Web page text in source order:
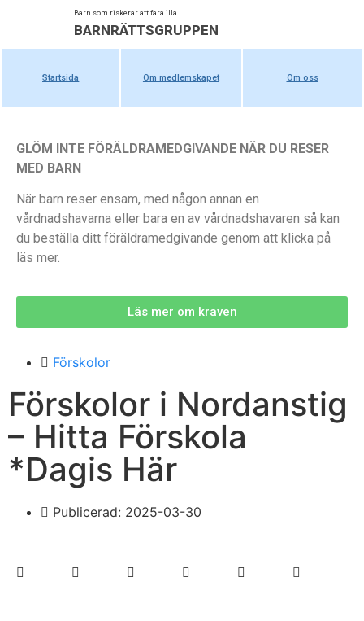
Barn som riskerar att fara illa
BARNRÄTTSGRUPPEN
Startsida Om medlemskapet Om oss
GLÖM INTE FÖRÄLDRAMEDGIVANDE NÄR DU RESER
MED BARN
När barn reser ensam, med någon annan en
vårdnadshavarna eller bara en av vårdnadshavaren så kan
du beställa ditt föräldramedgivande genom att klicka på
läs mer.
Läs mer om kraven
Förskolor
Förskolor i Nordanstig
– Hitta Förskola
*Dagis Här
Publicerad: 2025-03-30